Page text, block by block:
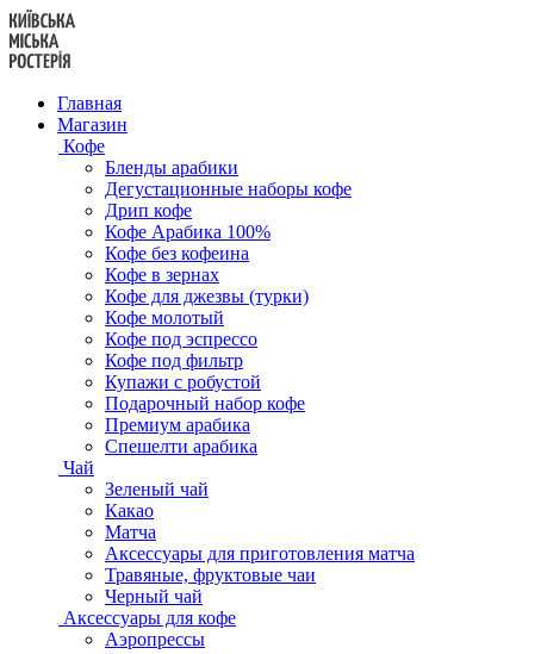
Перейти
к
содержанию
Главная
Магазин
Кофе
Бленды арабики
Дегустационные наборы кофе
Дрип кофе
Кофе Арабика 100%
Кофе без кофеина
Кофе в зернах
Кофе для джезвы (турки)
Кофе молотый
Кофе под эспрессо
Кофе под фильтр
Купажи с робустой
Подарочный набор кофе
Премиум арабика
Спешелти арабика
Чай
Зеленый чай
Какао
Матча
Аксессуары для приготовления матча
Травяные, фруктовые чаи
Черный чай
Аксессуары для кофе
Аэропрессы